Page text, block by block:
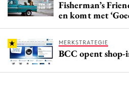
Fisherman’s
en komt met
MERKSTRATEGIE
BCC opent